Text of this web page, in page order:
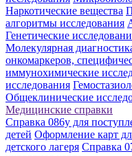
Наркотические вещества
алгоритмы исследования
Генетические
Молекулярная
онкомаркеров,
иммунохимические
исследования
Общеклинические
Медицинские справки
Справка 086у для
детей Оформление карт
детского лагеря Справка